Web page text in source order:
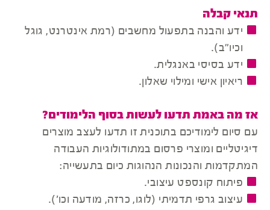
תנאי קבלה
ידע והבנה בתפעול מחשבים (רמת אינטרנט, גוגל
וכיו"ב).
ידע בסיסי באנגלית.
ריאיון אישי ומילוי שאלון.
אז מה באמת תדעו לעשות בסוף הלימודים?
עם סיום לימודיכם בתוכנית זו תדעו לעצב מוצרים
דיגיטליים ומוצרי פרסום במתודולוגיות העבודה
המתקדמות והנכונות הנהוגות כיום בתעשייה:
פיתוח קונספט עיצובי.
עיצוב גרפי תדמיתי (לוגו, כרזה, מודעה וכו').